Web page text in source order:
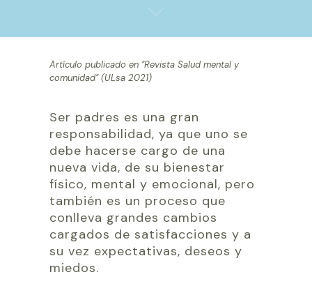
Artículo publicado en "Revista Salud mental y
comunidad" (ULsa 2021)
Ser padres es una gran
responsabilidad, ya que uno se
debe hacerse cargo de una
nueva vida, de su bienestar
físico, mental y emocional, pero
también es un proceso que
conlleva grandes cambios
cargados de satisfacciones y a
su vez expectativas, deseos y
miedos.